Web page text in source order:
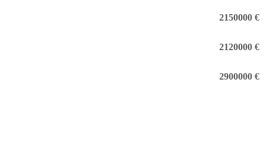
2150000 €
2120000 €
2900000 €